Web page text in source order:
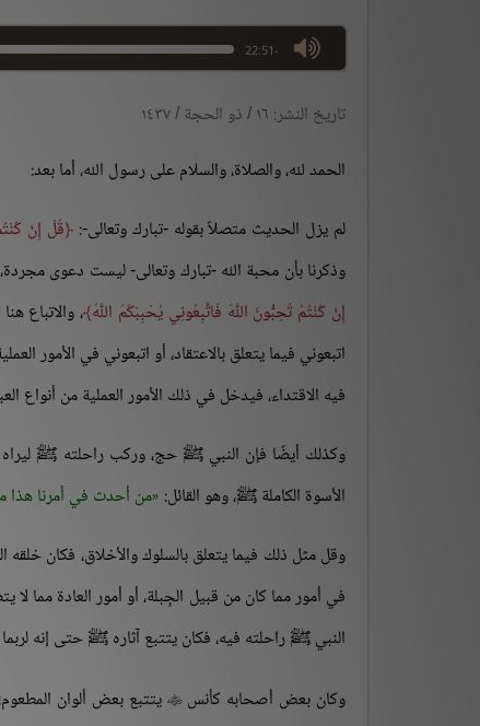
-22:51
max volume
تاريخ النشر: ١٦ / ذو الحجة / ١٤٣٧
الحمد لله، والصلاة، والسلام على رسول الله، أما بعد:
لم يزل الحديث متصلاً بقوله -تبارك وتعالى-: قُلْ إِنْ
وذكرنا بأن محبة الله -تبارك وتعالى- ليست دعوى
إِنْ كُنْتُمْ تُحِبُّونَ اللَّهَ فَاتَّبِعُونِي يُحْبِبْكُمُ اللَّهُ ، والاتباع
اتبعوني فيما يتعلق بالاعتقاد، أو اتبعوني في
فيه الاقتداء، فيدخل في ذلك الأمور العملية من أنواع
وكذلك أيضًا فإن النبي ﷺ حج، وركب راحلته ﷺ ليراه
الأسوة الكاملة ﷺ، وهو القائل: من أحدث في أمرنا هذا
وقل مثل ذلك فيما يتعلق بالسلوك والأخلاق، فكان
في أمور مما كان من قبيل الجِبلة، أو أمور العادة مما
النبي ﷺ راحلته فيه، فكان يتتبع آثاره ﷺ حتى إنه
وكان بعض أصحابه كأنس يتتبع بعض ألوان